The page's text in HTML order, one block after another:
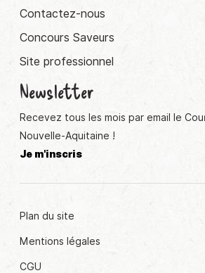
Contactez-nous
Concours Saveurs
Site professionnel
Newsletter
Recevez tous les mois par email le
Nouvelle-Aquitaine !
Je m'inscris
Plan du site
Mentions légales
CGU